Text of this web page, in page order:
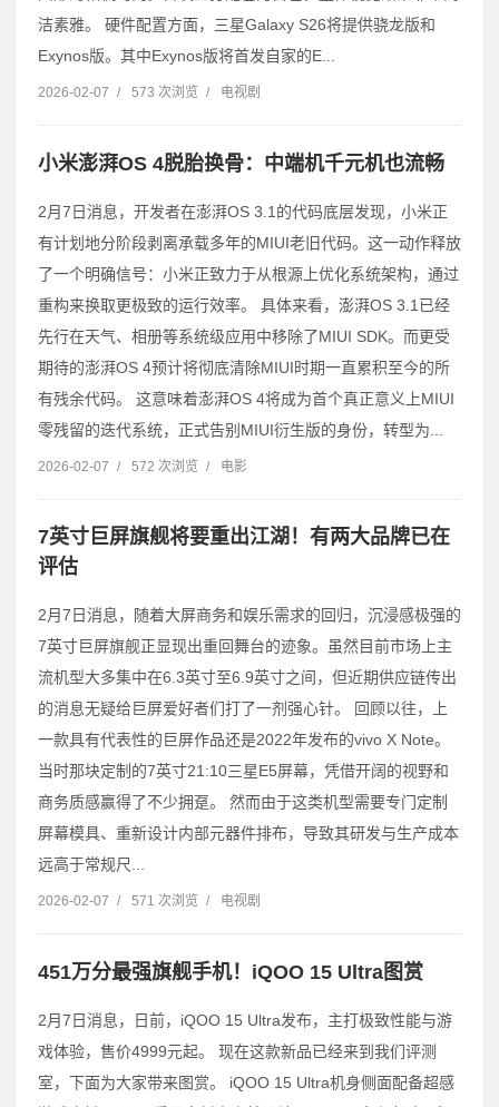
洁素雅。 硬件配置方面，三星Galaxy S26将提供骁龙版和
Exynos版。其中Exynos版将首发自家的E...
2026-02-07 / 573 次浏览 / 电视剧
小米澎湃OS 4脱胎换骨：中端机千元机也流畅
2月7日消息，开发者在澎湃OS 3.1的代码底层发现，小米正
有计划地分阶段剥离承载多年的MIUI老旧代码。这一动作释放
了一个明确信号：小米正致力于从根源上优化系统架构，通过
重构来换取更极致的运行效率。 具体来看，澎湃OS 3.1已经
先行在天气、相册等系统级应用中移除了MIUI SDK。而更受
期待的澎湃OS 4预计将彻底清除MIUI时期一直累积至今的所
有残余代码。 这意味着澎湃OS 4将成为首个真正意义上MIUI
零残留的迭代系统，正式告别MIUI衍生版的身份，转型为...
2026-02-07 / 572 次浏览 / 电影
7英寸巨屏旗舰将要重出江湖！有两大品牌已在
评估
2月7日消息，随着大屏商务和娱乐需求的回归，沉浸感极强的
7英寸巨屏旗舰正显现出重回舞台的迹象。虽然目前市场上主
流机型大多集中在6.3英寸至6.9英寸之间，但近期供应链传出
的消息无疑给巨屏爱好者们打了一剂强心针。 回顾以往，上
一款具有代表性的巨屏作品还是2022年发布的vivo X Note。
当时那块定制的7英寸21:10三星E5屏幕，凭借开阔的视野和
商务质感赢得了不少拥趸。 然而由于这类机型需要专门定制
屏幕模具、重新设计内部元器件排布，导致其研发与生产成本
远高于常规尺...
2026-02-07 / 571 次浏览 / 电视剧
451万分最强旗舰手机！iQOO 15 Ultra图赏
2月7日消息，日前，iQOO 15 Ultra发布，主打极致性能与游
戏体验，售价4999元起。 现在这款新品已经来到我们评测
室，下面为大家带来图赏。 iQOO 15 Ultra机身侧面配备超感